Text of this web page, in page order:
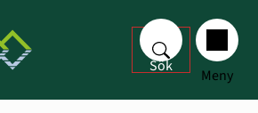
Sök Meny